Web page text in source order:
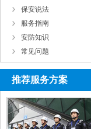
保安说法
服务指南
安防知识
常见问题
推荐服务方案